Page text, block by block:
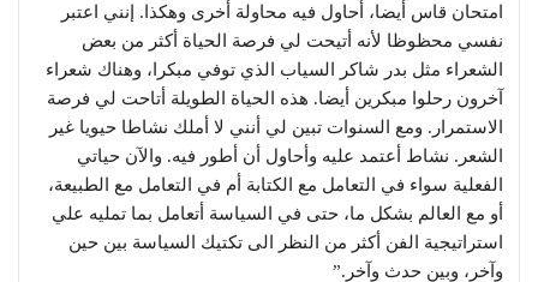
امتحان قاس أيضا، أحاول فيه محاولة أخرى وهكذا. إنني اعتبر
نفسي محظوظا لأنه أتيحت لي فرصة الحياة أكثر من بعض
الشعراء مثل بدر شاكر السياب الذي توفي مبكرا، وهناك شعراء
آخرون رحلوا مبكرين أيضا. هذه الحياة الطويلة أتاحت لي فرصة
الاستمرار. ومع السنوات تبين لي أنني لا أملك نشاطا حيويا غير
الشعر. نشاط أعتمد عليه وأحاول أن أطور فيه. والآن حياتي
الفعلية سواء في التعامل مع الكتابة أم في التعامل مع الطبيعة،
أو مع العالم بشكل ما، حتى في السياسة أتعامل بما تمليه علي
استراتيجية الفن أكثر من النظر الى تكتيك السياسة بين حين
وآخر، وبين حدث وآخر.”